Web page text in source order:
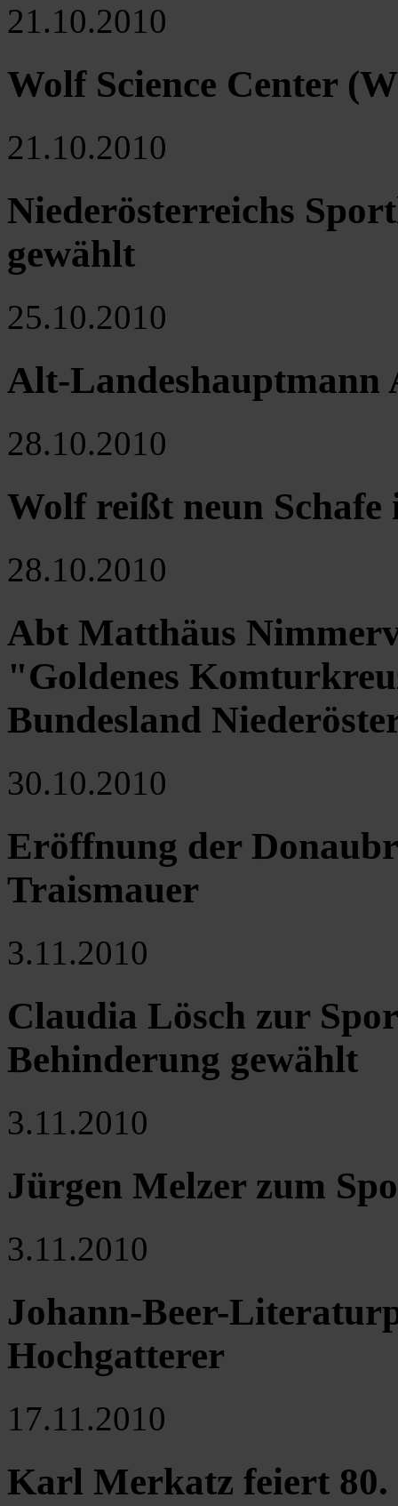
21.10.2010
Wolf Science Center
21.10.2010
Niederösterreichs
gewählt
25.10.2010
Alt-Landeshauptmann
28.10.2010
Wolf reißt neun Schafe
28.10.2010
Abt Matthäus
"Goldenes
Bundesland
30.10.2010
Eröffnung der
Traismauer
3.11.2010
Claudia Lösch zur
Behinderung gewählt
3.11.2010
Jürgen Melzer zum
3.11.2010
Johann-Beer-
Hochgatterer
17.11.2010
Karl Merkatz feiert 80.